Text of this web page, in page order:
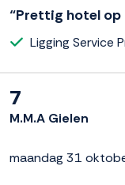
“Prettig hotel
Ligging Service
7
M.M.A Gielen
maandag 31